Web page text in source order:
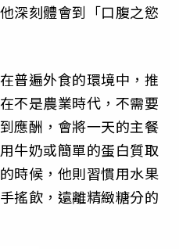
深刻體會到「口腹之慾
普遍外食的環境中，推
不是農業時代，不需要
應酬，會將一天的主餐
牛奶或簡單的蛋白質取
時候，他則習慣用水果
搖飲，遠離精緻糖分的